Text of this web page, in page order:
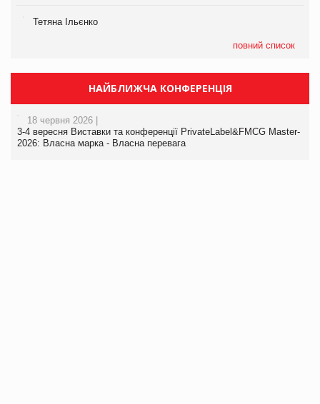
Тетяна Ільєнко
повний список
НАЙБЛИЖЧА КОНФЕРЕНЦІЯ
18 червня 2026 |
3-4 вересня Виставки та конференції PrivateLabel&FMCG Master-
2026: Власна марка - Власна перевага